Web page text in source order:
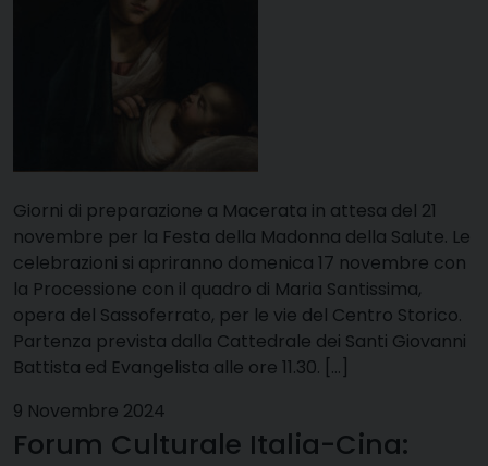
Giorni di preparazione a Macerata in attesa del 21
novembre per la Festa della Madonna della Salute. Le
celebrazioni si apriranno domenica 17 novembre con
la Processione con il quadro di Maria Santissima,
opera del Sassoferrato, per le vie del Centro Storico.
Partenza prevista dalla Cattedrale dei Santi Giovanni
Battista ed Evangelista alle ore 11.30. […]
9 Novembre 2024
Forum Culturale Italia-Cina: